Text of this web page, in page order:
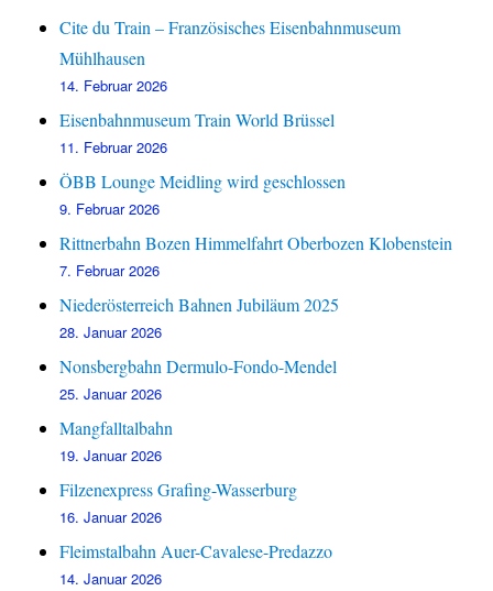
Cite du Train – Französisches Eisenbahnmuseum
Mühlhausen
14. Februar 2026
Eisenbahnmuseum Train World Brüssel
11. Februar 2026
ÖBB Lounge Meidling wird geschlossen
9. Februar 2026
Rittnerbahn Bozen Himmelfahrt Oberbozen Klobenstein
7. Februar 2026
Niederösterreich Bahnen Jubiläum 2025
28. Januar 2026
Nonsbergbahn Dermulo-Fondo-Mendel
25. Januar 2026
Mangfalltalbahn
19. Januar 2026
Filzenexpress Grafing-Wasserburg
16. Januar 2026
Fleimstalbahn Auer-Cavalese-Predazzo
14. Januar 2026